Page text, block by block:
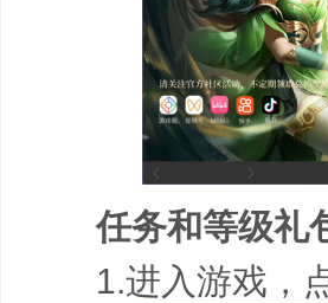
任务和等级礼
1.进入游戏，点